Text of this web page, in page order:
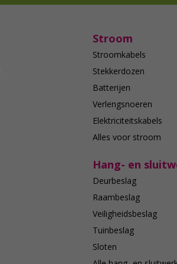
Stroom
Stroomkabels
Stekkerdozen
Batterijen
Verlengsnoeren
Elektriciteitskabels
Alles voor stroom
Hang- en
Deurbeslag
Raambeslag
Veiligheidsbeslag
Tuinbeslag
Sloten